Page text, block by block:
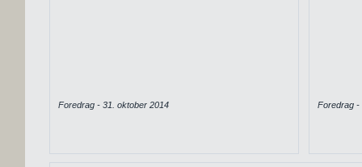
Foredrag - 31. oktober 2014 Foredrag -